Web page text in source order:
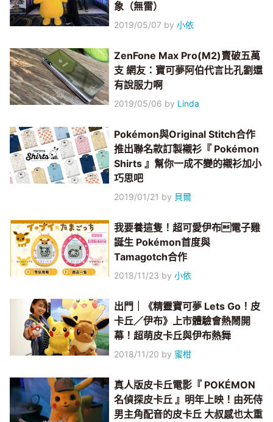
象（無雷）
2019/05/07 by小依
ZenFone Max Pro(M2)賣破五萬
支 網友：寶可夢阿伯代言比孔劉還
有說服力啊
2019/05/06 by Linda
Pokémon與Original Stitch合作
推出聯名款訂製襯衫『 Pokémon
Shirts 』幫你一成不變的襯衫加小
巧思吧
2019/01/21 by 貝爾
我要養這隻！超可愛伊布電子雞
誕生 Pokémon首度與
Tamagotch合作
2018/11/23 by小依
出門｜《精靈寶可夢 Lets Go！皮
卡丘／伊布》上市體驗會熱鬧開
幕！超萌皮卡丘與伊布熱舞
2018/11/20 by 蜜柑
真人版皮卡丘電影『 POKÉMON
名偵探皮卡丘 』明年上映！由死侍
男主角配音的皮卡丘 大叔感也太重